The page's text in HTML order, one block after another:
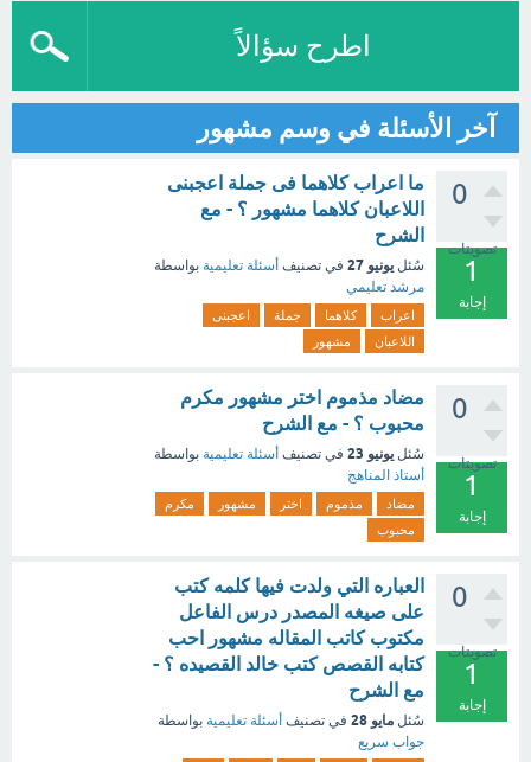
اطرح سؤالاً
آخر الأسئلة في وسم مشهور
0
تصويتات
1
إجابة
ما اعراب كلاهما فى جملة اعجبنى
اللاعبان كلاهما مشهور ؟ - مع
الشرح
سُئل يونيو 27 في تصنيف أسئلة تعليمية بواسطة
مرشد تعليمي
اعراب كلاهما جملة
اعجبنى
اللاعبان
مشهور
0
تصويتات
1
إجابة
مضاد مذموم اختر مشهور مكرم
محبوب ؟ - مع الشرح
سُئل يونيو 23 في تصنيف أسئلة تعليمية بواسطة
أستاذ المناهج
مضاد مذموم اختر مشهور
مكرم
محبوب
0
تصويتات
1
إجابة
العباره التي ولدت فيها كلمه كتب
على صيغه المصدر درس الفاعل
مكتوب كاتب المقاله مشهور احب
كتابه القصص كتب خالد القصيده ؟ -
مع الشرح
سُئل مايو 28 في تصنيف أسئلة تعليمية بواسطة
جواب سريع